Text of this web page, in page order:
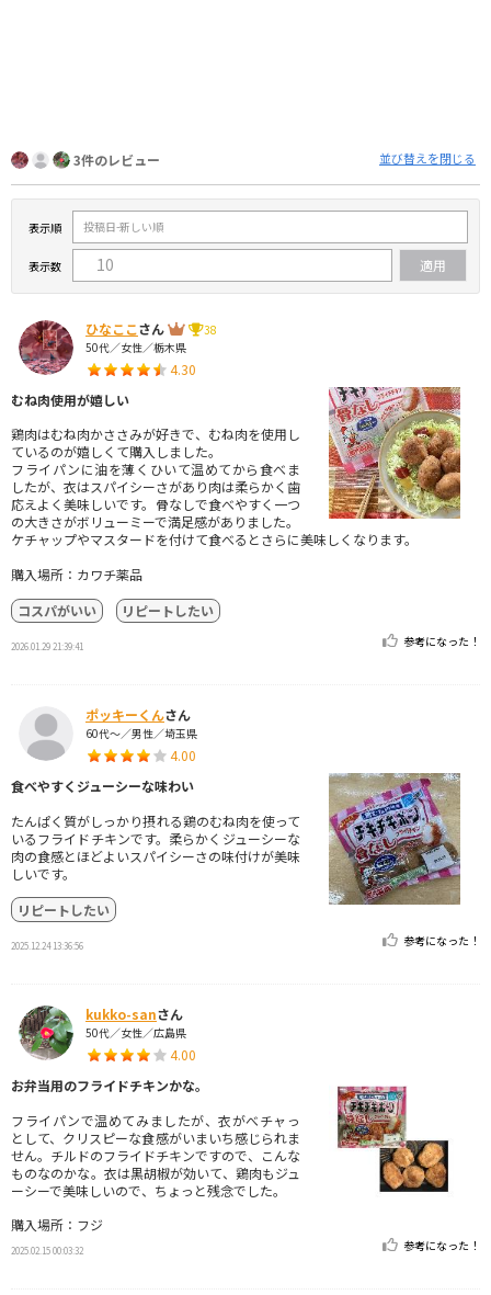
3件のレビュー 並び替えを閉じる
表示順
表示数
ひなここさん
38
50代／女性／栃木県
4.30
むね肉使用が嬉しい
鶏肉はむね肉かささみが好きで、むね肉を使用し
ているのが嬉しくて購入しました。
フライパンに油を薄くひいて温めてから食べま
したが、衣はスパイシーさがあり肉は柔らかく歯
応えよく美味しいです。骨なしで食べやすく一つ
の大きさがボリューミーで満足感がありました。
ケチャップやマスタードを付けて食べるとさらに美味しくなります。
購入場所：カワチ薬品
コスパがいい
リピートしたい
2026.01.29 21:39:41 参考になった！
ポッキーくんさん
60代～／男性／埼玉県
4.00
食べやすくジューシーな味わい
たんぱく質がしっかり摂れる鶏のむね肉を使って
いるフライドチキンです。柔らかくジューシーな
肉の食感とほどよいスパイシーさの味付けが美味
しいです。
リピートしたい
2025.12.24 13:36:56 参考になった！
kukko-sanさん
50代／女性／広島県
4.00
お弁当用のフライドチキンかな。
フライパンで温めてみましたが、衣がべチャっ
として、クリスピーな食感がいまいち感じられま
せん。チルドのフライドチキンですので、こんな
ものなのかな。衣は黒胡椒が効いて、鶏肉もジュ
ーシーで美味しいので、ちょっと残念でした。
購入場所：フジ
2025.02.15 00:03:32 参考になった！